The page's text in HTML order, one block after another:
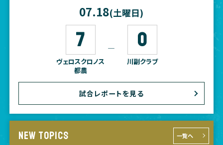
07.18(土曜日)
7
ヴェロスクロノス
都農
― 0
川副クラブ
試合レポートを見る
NEW TOPICS 一覧へ